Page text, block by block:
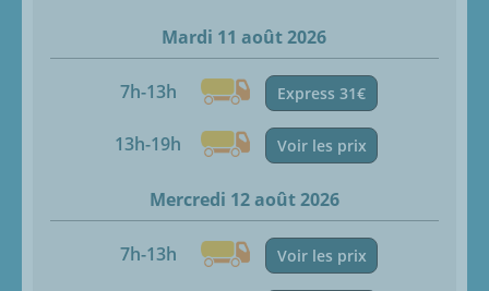
Mardi 11 août 2026
7h-13h Express 31€
13h-19h Voir les prix
Mercredi 12 août 2026
7h-13h Voir les prix